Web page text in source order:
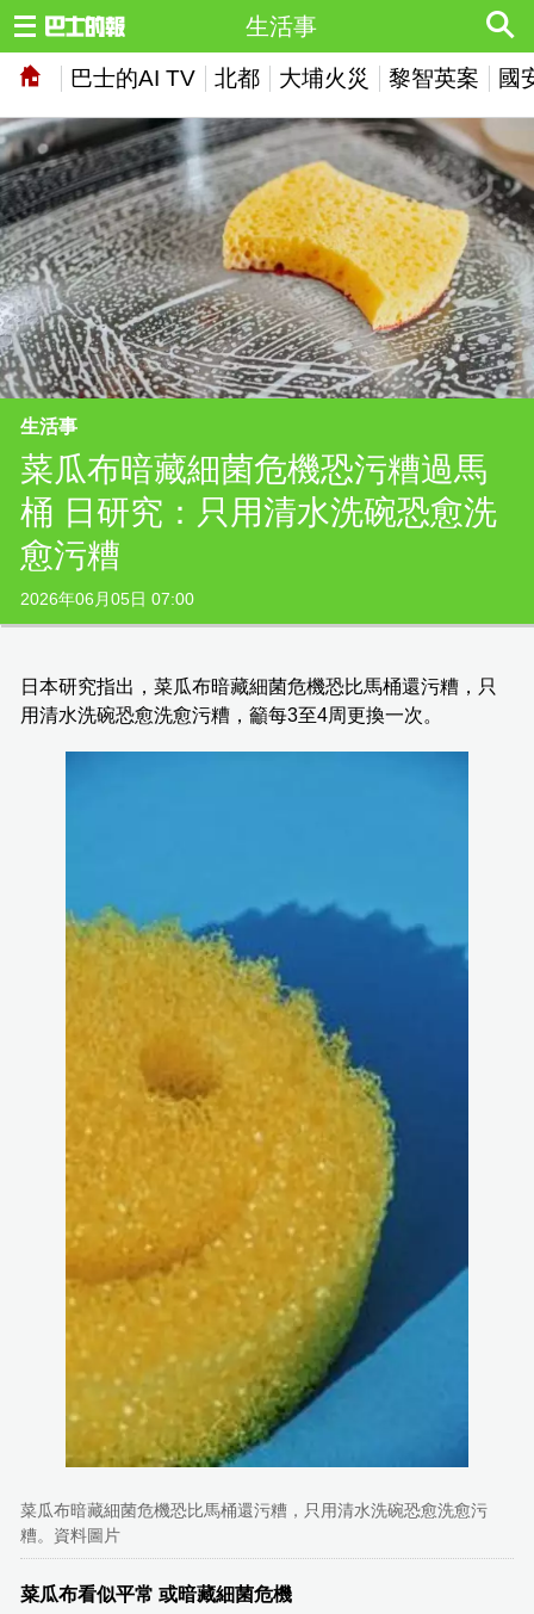
巴士的AI TV 北都 大埔火災 黎智英案 國
生活事
生活事
菜瓜布暗藏細菌危機恐污糟過馬
桶 日研究：只用清水洗碗恐愈洗
愈污糟
2026年06月05日 07:00
日本研究指出，菜瓜布暗藏細菌危機恐比馬桶還污糟，只
用清水洗碗恐愈洗愈污糟，籲每3至4周更換一次。
菜瓜布暗藏細菌危機恐比馬桶還污糟，只用清水洗碗恐愈洗愈污
糟。資料圖片
菜瓜布看似平常 或暗藏細菌危機